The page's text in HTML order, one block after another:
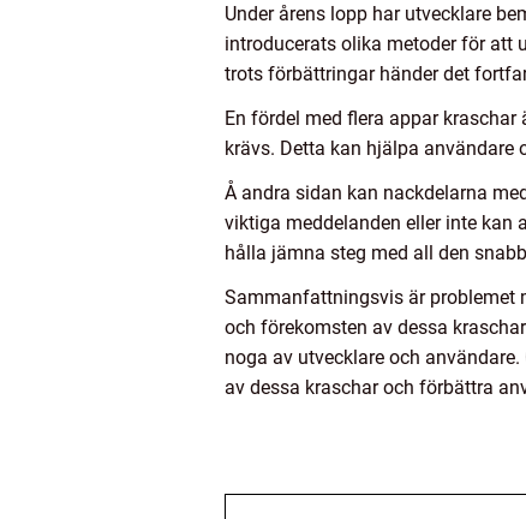
Under årens lopp har utvecklare
introducerats olika metoder för att
trots förbättringar händer det
En fördel med flera appar
krävs. Detta kan hjälpa användare
Å andra sidan kan nackdelarna
viktiga meddelanden eller inte kan
hålla jämna steg med all den
Sammanfattningsvis är problemet
och förekomsten av dessa
noga av utvecklare och
av dessa kraschar och förbättra